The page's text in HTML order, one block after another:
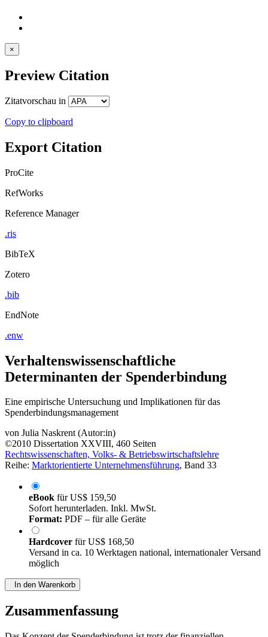
×
Preview Citation
Zitatvorschau in
Copy to clipboard
Export Citation
ProCite
RefWorks
Reference Manager
.ris
BibTeX
Zotero
.bib
EndNote
.enw
Verhaltenswissenschaftliche
Determinanten der Spenderbindung
Eine empirische Untersuchung und Implikationen für das
Spenderbindungsmanagement
von Julia Naskrent (Autor:in)
©2010 Dissertation XXVIII, 460 Seiten
Rechtswissenschaften, Volks- & Betriebswirtschaftslehre
Reihe: Marktorientierte Unternehmensführung, Band 33
eBook fürUS$ 159,50
Sofort herunterladen. Inkl. MwSt.
Format: PDF – für alle Geräte
Hardcover fürUS$ 168,50
Versand in ca. 10 Werktagen national, internationaler Versand
möglich
In den Warenkorb
Zusammenfassung